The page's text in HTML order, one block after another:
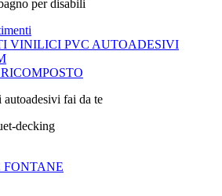
VINILICI PVC AUTOADESIVI